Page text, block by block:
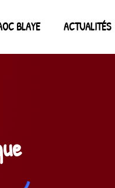
BLAYE ACTUALITÉS